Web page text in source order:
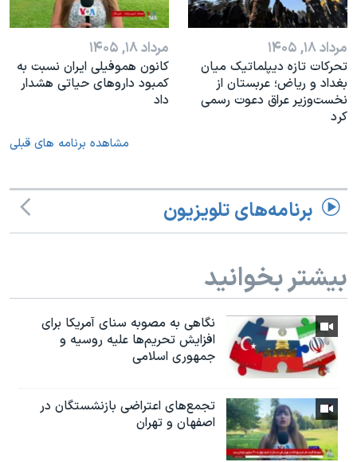
مرداد ۱۸, ۱۴۰۵
تحرکات تازه دیپلماتیک میان
بغداد و ریاض؛ عربستان از
نخست‌وزیر عراق دعوت رسمی
کرد
مرداد ۱۸, ۱۴۰۵
کانون هموفیلی ایران نسبت به
کمبود داروهای حیاتی هشدار
داد
مشاهده برنامه های قبلی
برنامه‌های تلویزیون
بیشتر بخوانید
نگاهی به مصوبه سنای آمریکا برای
افزایش تحریم‌ها علیه روسیه و
جمهوری اسلامی
تجمع‌های اعتراضی بازنشستگان در
اصفهان و تهران